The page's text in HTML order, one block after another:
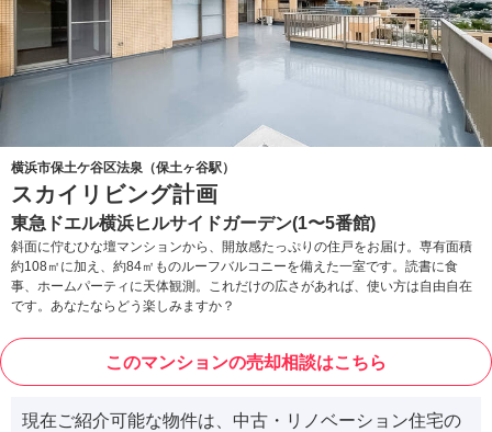
横浜市保土ケ谷区法泉（保土ヶ谷駅）
スカイリビング計画
東急ドエル横浜ヒルサイドガーデン(1〜5番館)
斜面に佇むひな壇マンションから、開放感たっぷりの住戸をお届け。専有面積
約108㎡に加え、約84㎡ものルーフバルコニーを備えた一室です。読書に食
事、ホームパーティに天体観測。これだけの広さがあれば、使い方は自由自在
です。あなたならどう楽しみますか？
このマンションの売却相談はこちら
現在ご紹介可能な物件は、中古・リノベーション住宅の